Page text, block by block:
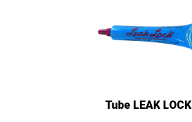
Tube LEAK LOCK